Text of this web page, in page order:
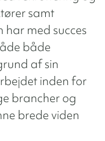
samt
har med succes
både
af sin
inden for
brancher og
brede viden